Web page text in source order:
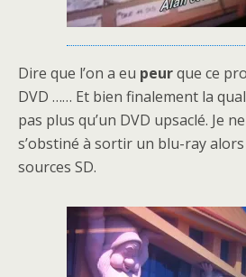
Dire que l’on a eu peurque ce
DVD …… Et bien finalement la
pas plus qu’un DVD upsaclé. Je
s’obstiné à sortir un blu-ray alors
sources SD.